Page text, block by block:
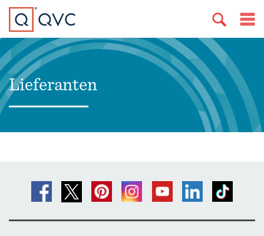
Lieferanten